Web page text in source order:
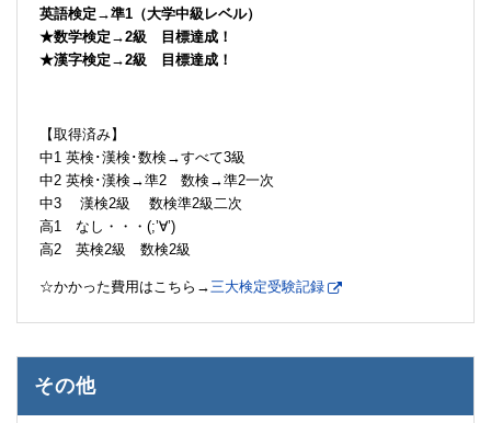
英語検定→準1（大学中級レベル）
★数学検定→2級 目標達成！
★漢字検定→2級 目標達成！
【取得済み】
中1 英検･漢検･数検→すべて3級
中2 英検･漢検→準2 数検→準2一次
中3 漢検2級 数検準2級二次
高1 なし・・・(;’∀’)
高2 英検2級 数検2級
☆かかった費用はこちら→三大検定受験記録
その他